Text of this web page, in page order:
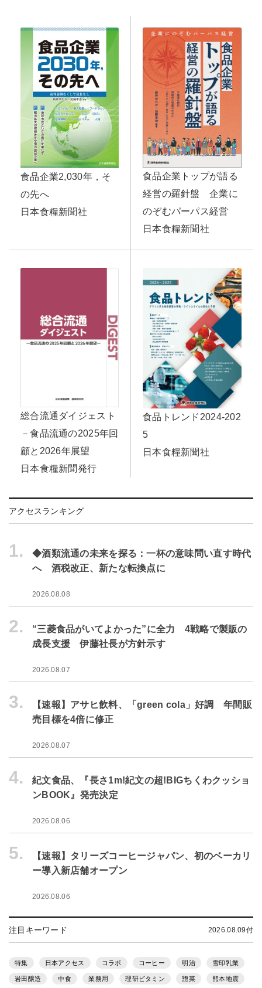
食品企業2,030年，そ
の先へ
日本食糧新聞社
食品企業トップが語る
経営の羅針盤 企業に
のぞむパーパス経営
日本食糧新聞社
総合流通ダイジェスト
－食品流通の2025年回
顧と2026年展望
日本食糧新聞発行
食品トレンド2024-202
5
日本食糧新聞社
アクセスランキング
1.
◆酒類流通の未来を探る：一杯の意味問い直す時代
へ 酒税改正、新たな転換点に
2026.08.08
2.
“三菱食品がいてよかった”に全力 4戦略で製販の
成長支援 伊藤社長が方針示す
2026.08.07
3.
【速報】アサヒ飲料、「green cola」好調 年間販
売目標を4倍に修正
2026.08.07
4.
紀文食品、『長さ1m!紀文の超!BIGちくわクッショ
ンBOOK』発売決定
2026.08.06
5.
【速報】タリーズコーヒージャパン、初のベーカリ
ー導入新店舗オープン
2026.08.06
注目キーワード 2026.08.09付
特集 日本アクセス コラボ コーヒー 明治 雪印乳業
岩田醸造 中食 業務用 理研ビタミン 惣菜 熊本地震